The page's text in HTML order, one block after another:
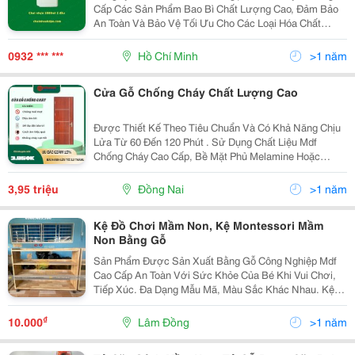
Cấp Các Sản Phẩm Bao Bì Chất Lượng Cao, Đảm Bảo
An Toàn Và Bảo Vệ Tối Ưu Cho Các Loại Hóa Chất
Nông Dược. Sản Phẩm Của Chúng Tôi Có Đa Dạng Mẫu
Mã, Màu Sắc Và Đặc Biệt, Bạn Có Thể Tùy Chỉnh Theo
Yêu Cầu...
0932 *** *** Hồ Chí Minh >1 năm
Cửa Gỗ Chống Cháy Chất Lượng Cao
Được Thiết Kế Theo Tiêu Chuẩn Và Có Khả Năng Chịu
Lửa Từ 60 Đến 120 Phút . Sử Dụng Chất Liệu Mdf
Chống Cháy Cao Cấp, Bề Mặt Phủ Melamine Hoặc
Laminate Bền Đẹp. Đa Dạng Mẫu Mã, Màu Sắc Trang
Nhã, Phù Hợp Với Mọi Không Gian. Cách Âm, Cách
Nhiệt...
3,95 triệu Đồng Nai >1 năm
Kệ Đồ Chơi Mầm Non, Kệ Montessori Mầm
Non Bằng Gỗ
Sản Phẩm Được Sản Xuất Bằng Gỗ Công Nghiệp Mdf
Cao Cấp An Toàn Với Sức Khỏe Của Bé Khi Vui Chơi,
Tiếp Xúc. Đa Dạng Mẫu Mã, Màu Sắc Khác Nhau. Kệ
Được Thiết Kế Theo Tầng Để Trưng Bày Sách Và 1
Tầng Để Lưu Trữ Đồ Dùng Giúp Không Gian Được Ngăn
Nắp Và...
10.000₫ Lâm Đồng >1 năm